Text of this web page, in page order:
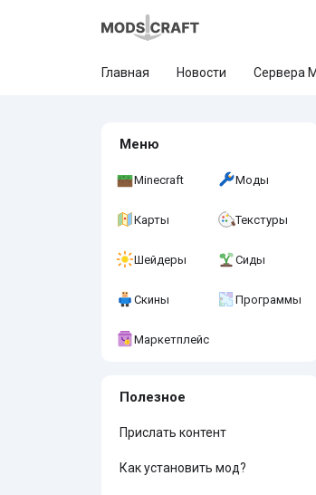
Главная Новости Сервера
Меню
Minecraft Моды
Карты Текстуры
Шейдеры Сиды
Скины Программы
Маркетплейс
Полезное
Прислать контент
Как установить мод?